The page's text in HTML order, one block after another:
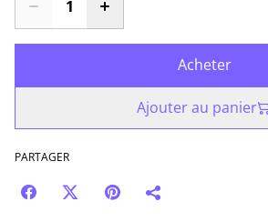
Acheter
Ajouter au panier
PARTAGER